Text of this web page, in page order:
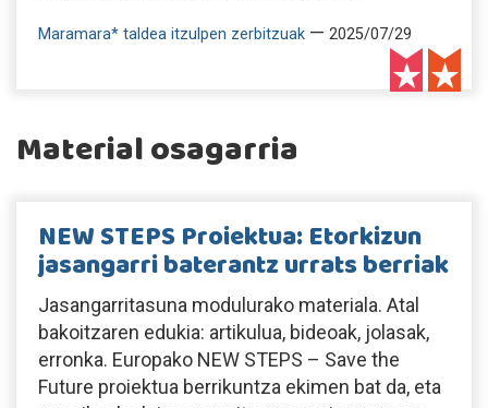
Maramara* taldea itzulpen zerbitzuak — 2025/07/29
Material osagarria
NEW STEPS Proiektua: Etorkizun
jasangarri baterantz urrats berriak
Jasangarritasuna modulurako materiala. Atal
bakoitzaren edukia: artikulua, bideoak, jolasak,
erronka. Europako NEW STEPS – Save the
Future proiektua berrikuntza ekimen bat da, eta